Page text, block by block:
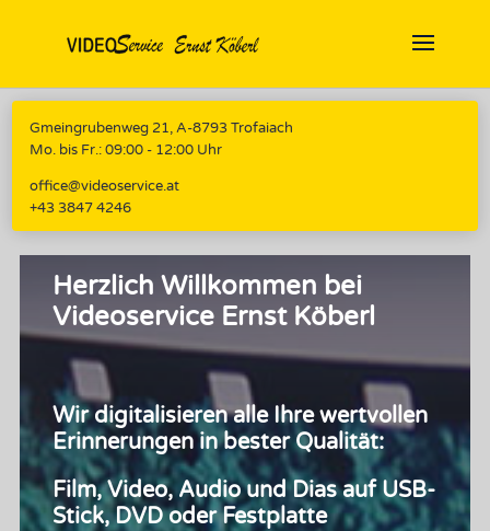
Gmeingrubenweg 21, A-8793 Trofaiach
Mo. bis Fr.: 09:00 - 12:00 Uhr
office@videoservice.at
+43 3847 4246
Herzlich Willkommen bei
Videoservice Ernst Köberl
Wir digitalisieren alle Ihre wertvollen
Erinnerungen in bester Qualität:
Film, Video, Audio und Dias auf USB-
Stick, DVD oder Festplatte